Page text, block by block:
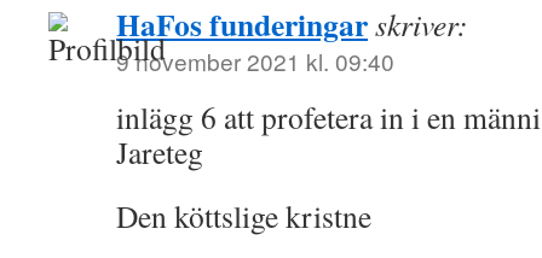
HaFos funderingarskriver:
9 november 2021 kl. 09:40
inlägg 6 att profetera in i en
Jareteg
Den köttslige kristne